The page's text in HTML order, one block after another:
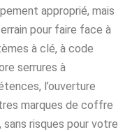
approprié, mais
pour faire face à
à clé, à code
serrures à
l’ouverture
marques de coffre
risques pour votre